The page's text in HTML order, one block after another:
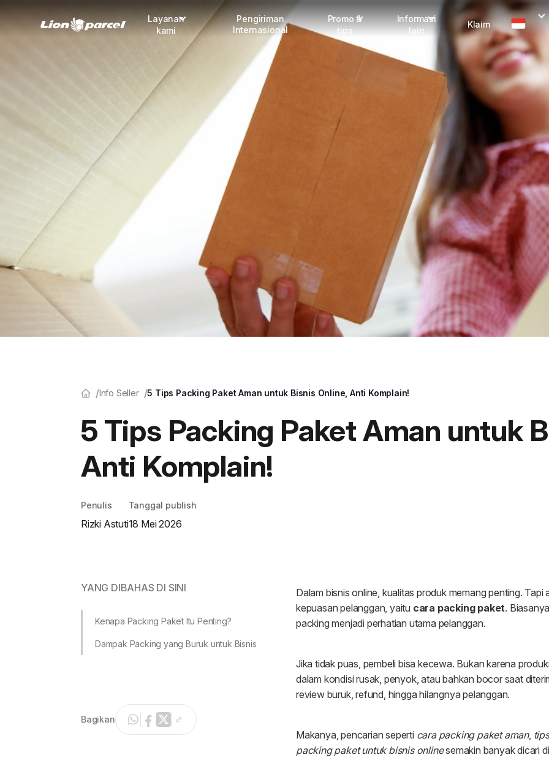
Layanan
kami
Pengiriman
COD
Korporasi
Daftar jadi Mitra
Lacak pendaftaran Mitra
Pengiriman
Internasional
Promo &
tips
Promo terbaru
Info mitra
Informasi
lain
Dangerous Goods
Karantina
Tentang kami
Karir
Klaim
Info Seller 5 Tips Packing Paket Aman untuk Bisnis Online, Anti Komplain!
5 Tips Packing Paket Aman untuk
Anti Komplain!
Penulis
Rizki Astuti
Tanggal publish
18 Mei 2026
YANG DIBAHAS DI SINI
Kenapa Packing Paket Itu Penting?
Dampak Packing yang Buruk untuk Bisnis
Bagikan